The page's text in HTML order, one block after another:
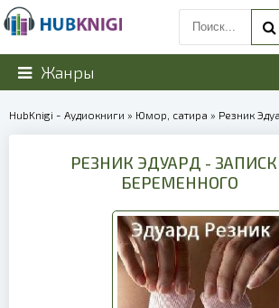
Жанры
HubKnigi - Аудиокниги » Юмор, сатира » Резник Эдуард -
РЕЗНИК ЭДУАРД -
БЕРЕМЕННОГО